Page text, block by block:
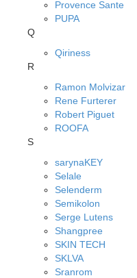
Provence Sante
PUPA
Q
Qiriness
R
Ramon Molvizar
Rene Furterer
Robert Piguet
ROOFA
S
sarynaKEY
Selale
Selenderm
Semikolon
Serge Lutens
Shangpree
SKIN TECH
SKLVA
Sranrom